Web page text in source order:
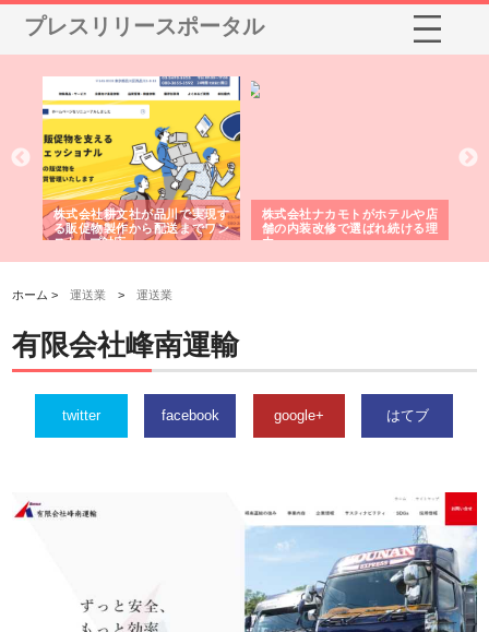
プレスリリースポータル
株式会社耕文社が品川で実現す
る販促物製作から配送までワン
ストップ対応
株式会社ナカモトがホテルや店
舗の内装改修で選ばれ続ける理
由
ホーム >運送業 >運送業
有限会社峰南運輸
twitter facebook google+ はてブ